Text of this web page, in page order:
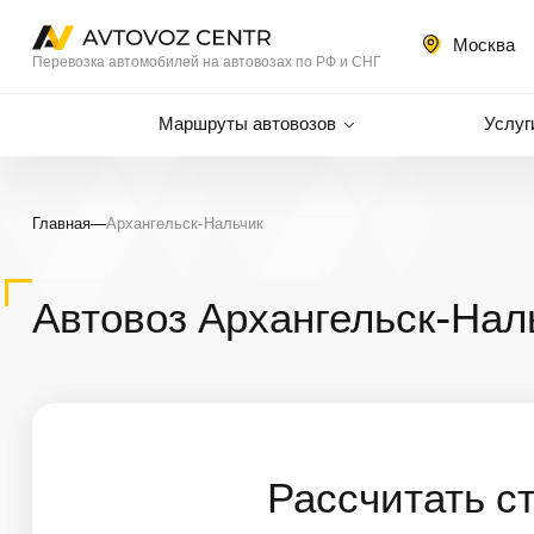
Перевозка автомобилей на автовозах по РФ и СНГ
Москва
Маршруты автовозов
Главная—Архангельск-Нальчик
Автовоз Архангельск-
Рассчитать